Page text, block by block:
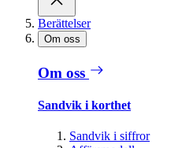
Berättelser
Om oss
Om oss
Sandvik i korthet
Sandvik i siffror